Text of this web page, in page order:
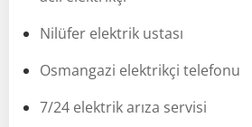
Nilüfer elektrik ustası
Osmangazi elektrikçi telefonu
7/24 elektrik arıza servisi